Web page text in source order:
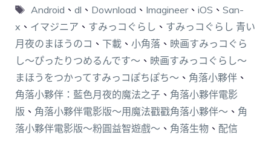
Android 、 dl 、 Download 、 Imagineer、 iOS 、 San-
x 、 イマジニア 、 すみっコぐらし 、 すみっコぐらし 青い
月夜のまほうのコ 、 下載 、 小角落 、 映画すみっコぐら
し～ぴったりつめるんです～ 、 映画すみっコぐらし～
まほうをつかってすみっコぽちぽち～ 、 角落小夥伴 、
角落小夥伴：藍色月夜的魔法之子 、 角落小夥伴電影
版 、 角落小夥伴電影版～用魔法戳戳角落小夥伴～ 、 角
落小夥伴電影版～粉圓益智遊戲～ 、 角落生物 、 配信